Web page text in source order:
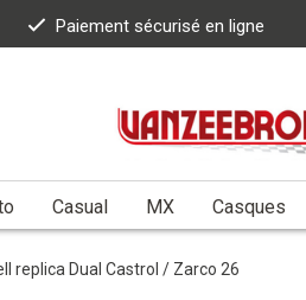
Paiement sécurisé en ligne
Casual MX Casques
replica Dual Castrol / Zarco 26